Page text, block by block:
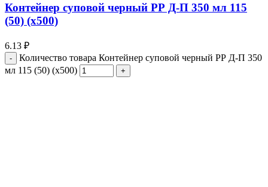
Контейнер суповой черный РР Д-П 350 мл 115
(50) (х500)
6.13 ₽
Количество товара Контейнер суповой черный РР Д-П 350
мл 115 (50) (х500)